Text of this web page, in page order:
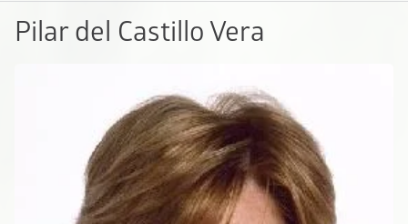
Pilar del Castillo Vera